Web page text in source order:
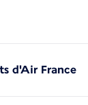
d'Air France